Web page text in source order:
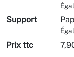
Support
Prix ttc